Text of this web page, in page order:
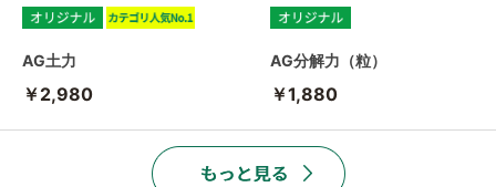
AG土力
￥2,980
AG分解力（粒）
￥1,880